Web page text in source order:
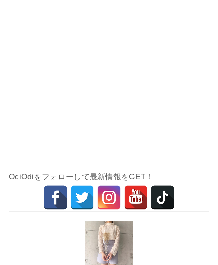
OdiOdiをフォローして最新情報をGET！